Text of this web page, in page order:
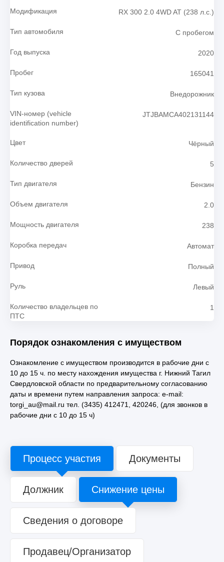
Модификация RX 300 2.0 4WD AT (238 л.с.)
Тип автомобиля С пробегом
Год выпуска 2020
Пробег 165041
Тип кузова Внедорожник
VIN-номер (vehicle
identification number)
JTJBAMCA402131144
Цвет Чёрный
Количество дверей 5
Тип двигателя Бензин
Объем двигателя 2.0
Мощность двигателя 238
Коробка передач Автомат
Привод Полный
Руль Левый
Количество владельцев по
ПТС
1
Порядок ознакомления с имуществом
Ознакомление с имуществом производится в рабочие дни с
10 до 15 ч. по месту нахождения имущества г. Нижний Тагил
Свердловской области по предварительному согласованию
даты и времени путем направления запроса: e-mail:
torgi_au@mail.ru тел. (3435) 412471, 420246, (для звонков в
рабочие дни с 10 до 15 ч)
Процесс участия Документы
Должник Снижение цены
Сведения о договоре
Продавец/Организатор